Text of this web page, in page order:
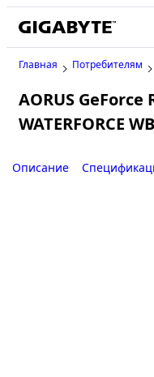
Главная Потребителям
AORUS GeForce
WATERFORCE
Описание